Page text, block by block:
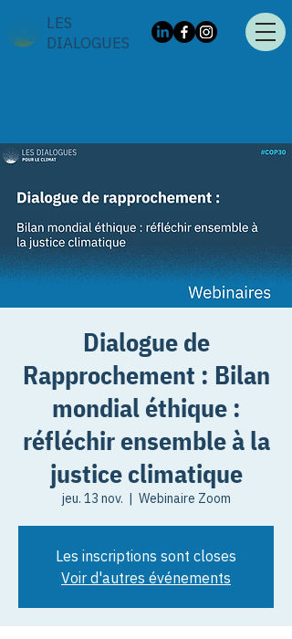
LES
DIALOGUES
Dialogue de
Rapprochement : Bilan
mondial éthique :
réfléchir ensemble à la
justice climatique
jeu. 13 nov.
  |
Webinaire Zoom
Les inscriptions sont closes
Voir d'autres événements